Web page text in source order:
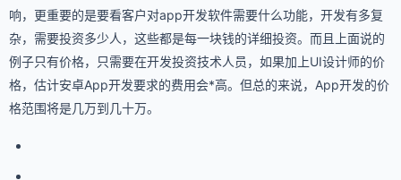
响，更重要的是要看客户对app开发软件需要什么功能，开发有多复
杂，需要投资多少人，这些都是每一块钱的详细投资。而且上面说的
例子只有价格，只需要在开发投资技术人员，如果加上UI设计师的价
格，估计安卓App开发要求的费用会*高。但总的来说，App开发的价
格范围将是几万到几十万。